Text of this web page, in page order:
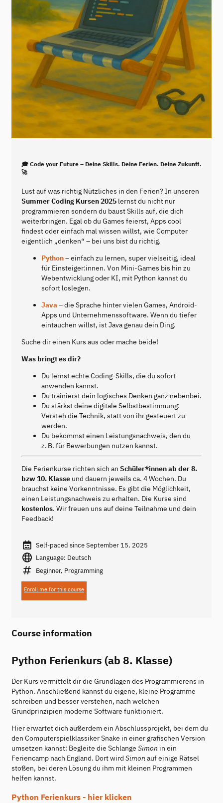
🎓 Code your Future – Deine Skills. Deine Ferien. Deine Zukunft.
🚀
Lust auf was richtig Nützliches in den Ferien? In unseren
Summer Coding Kursen 2025 lernst du nicht nur
programmieren sondern du baust Skills auf, die dich
weiterbringen. Egal ob du Games feierst, Apps cool
findest oder einfach mal wissen willst, wie Computer
eigentlich „denken“ – bei uns bist du richtig.
Python– einfach zu lernen, super vielseitig, ideal
für Einsteiger:innen. Von Mini-Games bis hin zu
Webentwicklung oder KI, mit Python kannst du
sofort loslegen.
Java– die Sprache hinter vielen Games, Android-
Apps und Unternehmenssoftware. Wenn du tiefer
eintauchen willst, ist Java genau dein Ding.
Suche dir einen Kurs aus oder mache beide!
Was bringt es dir?
Du lernst echte Coding-Skills, die du sofort
anwenden kannst.
Du trainierst dein logisches Denken ganz nebenbei.
Du stärkst deine digitale Selbstbestimmung:
Versteh die Technik, statt von ihr gesteuert zu
werden.
Du bekommst einen Leistungsnachweis, den du
z. B. für Bewerbungen nutzen kannst.
Die Ferienkurse richten sich an Schüler*innen ab der 8.
bzw 10. Klasse und dauern jeweils ca. 4 Wochen. Du
brauchst keine Vorkenntnisse. Es gibt die Möglichkeit,
einen Leistungsnachweis zu erhalten. Die Kurse sind
kostenlos. Wir freuen uns auf deine Teilnahme und dein
Feedback!
Self-paced since September 15, 2025
Language: Deutsch
Beginner, Programming
Enroll me for this course
Course information
Python Ferienkurs (ab 8. Klasse)
Der Kurs vermittelt dir die Grundlagen des Programmierens in
Python. Anschließend kannst du eigene, kleine Programme
schreiben und besser verstehen, nach welchen
Grundprinzipien moderne Software funktioniert.
Hier erwartet dich außerdem ein Abschlussprojekt, bei dem du
den Computerspielklassiker Snake in einer grafischen Version
umsetzen kannst: Begleite die Schlange Simon in ein
Feriencamp nach England. Dort wird Simon auf einige Rätsel
stoßen, bei deren Lösung du ihm mit kleinen Programmen
helfen kannst.
Python Ferienkurs - hier klicken